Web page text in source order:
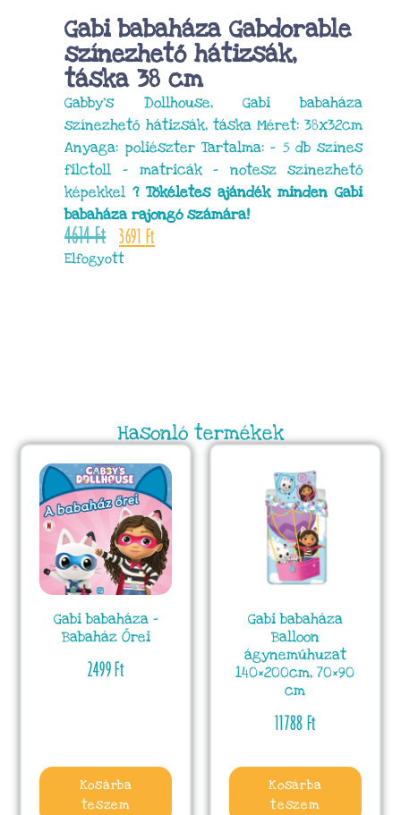
Gabi babaháza Gabdorable
színezhető hátizsák,
táska 38 cm
Gabby’s Dollhouse, Gabi babaháza
színezhető hátizsák, táska Méret: 38x32cm
Anyaga: poliészter Tartalma: – 5 db színes
filctoll – matricák – notesz színezhető
képekkel? Tökéletes ajándék minden Gabi
babaháza rajongó számára!
4614Ft 3691 Ft
Elfogyott
Hasonló termékek
Gabi babaháza –
Babaház Őrei
2499Ft
Kosárba
teszem
Gabi babaháza
Balloon
ágyneműhuzat
140×200cm, 70×90
cm
11788Ft
Kosárba
teszem